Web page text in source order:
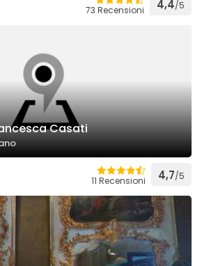
73 Recensioni 4,4/5
Casati
11 Recensioni 4,7/5